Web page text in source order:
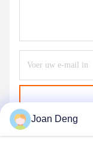
Joan Deng